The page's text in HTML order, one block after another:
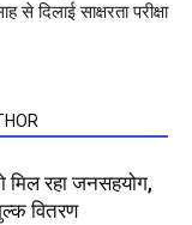
से दिलाई साक्षरता परीक्षा
मिल रहा जनसहयोग,
वितरण